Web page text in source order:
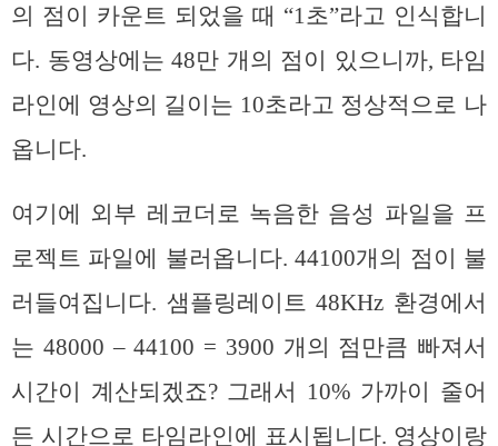
의 점이 카운트 되었을 때 “1초”라고 인식합니
다. 동영상에는 48만 개의 점이 있으니까, 타임
라인에 영상의 길이는 10초라고 정상적으로 나
옵니다.
여기에 외부 레코더로 녹음한 음성 파일을 프
로젝트 파일에 불러옵니다. 44100개의 점이 불
러들여집니다. 샘플링레이트 48KHz 환경에서
는 48000 – 44100 = 3900 개의 점만큼 빠져서
시간이 계산되겠죠? 그래서 10% 가까이 줄어
든 시간으로 타임라인에 표시됩니다. 영상이랑